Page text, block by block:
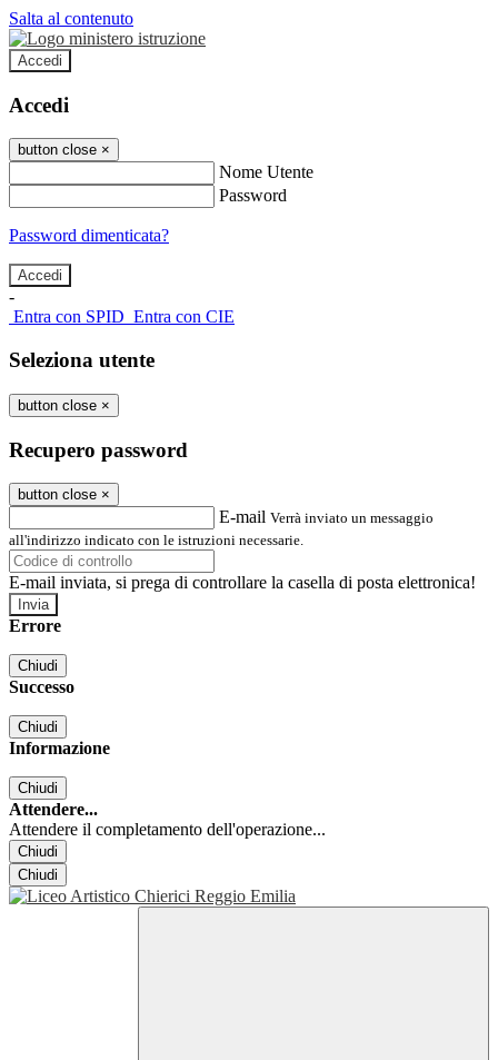
Salta al contenuto
Accedi
Accedi
button close ×
Nome Utente
Password
Password dimenticata?
-
Entra con SPID Entra con CIE
Seleziona utente
button close ×
Recupero password
button close ×
E-mail Verrà inviato un messaggio
all'indirizzo indicato con le istruzioni necessarie.
E-mail inviata, si prega di controllare la casella di posta elettronica!
Errore
Chiudi
Successo
Chiudi
Informazione
Chiudi
Attendere...
Attendere il completamento dell'operazione...
Chiudi
Chiudi